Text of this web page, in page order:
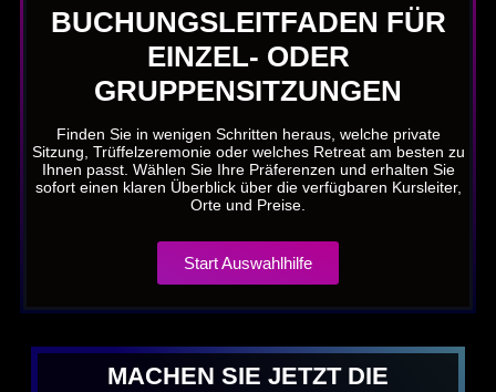
BUCHUNGSLEITFADEN FÜR
EINZEL- ODER
GRUPPENSITZUNGEN
Finden Sie in wenigen Schritten heraus, welche private
Sitzung, Trüffelzeremonie oder welches Retreat am besten zu
Ihnen passt. Wählen Sie Ihre Präferenzen und erhalten Sie
sofort einen klaren Überblick über die verfügbaren Kursleiter,
Orte und Preise.
Start Auswahlhilfe
MACHEN SIE JETZT DIE